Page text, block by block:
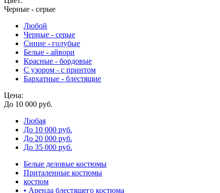
Черные - серые
Любой
Черные - серые
Синие - голубые
Белые - айвори
Красные - бордовые
С узором - с принтом
Бархатные - блестящие
Цена:
До 10 000 руб.
Любая
До 10 000 руб.
До 20 000 руб.
До 35 000 руб.
Белые деловые костюмы
Приталенные костюмы
костюм
• Аренда блестящего костюма